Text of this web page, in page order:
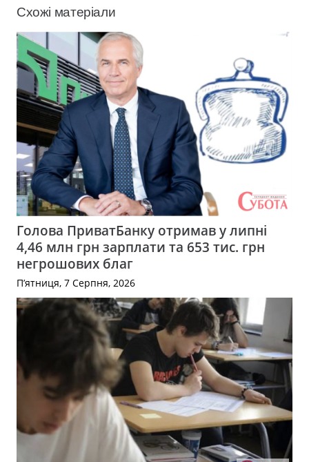
Схожі матеріали
Голова ПриватБанку отримав у липні
4,46 млн грн зарплати та 653 тис. грн
негрошових благ
П’ятниця, 7 Серпня, 2026